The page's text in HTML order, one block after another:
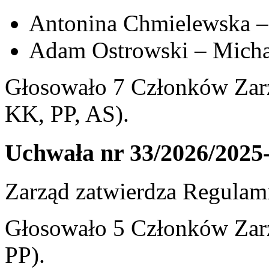
Antonina Chmielewska
Adam Ostrowski –
Głosowało 7 Członków
KK, PP, AS).
Uchwała nr 33/2026/
Zarząd zatwierdza
Głosowało 5 Członków
PP).